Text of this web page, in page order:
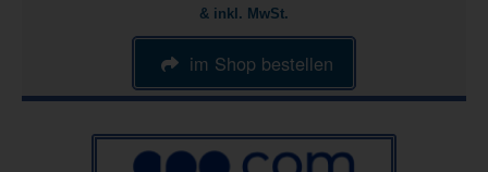
& inkl. MwSt.
im Shop bestellen